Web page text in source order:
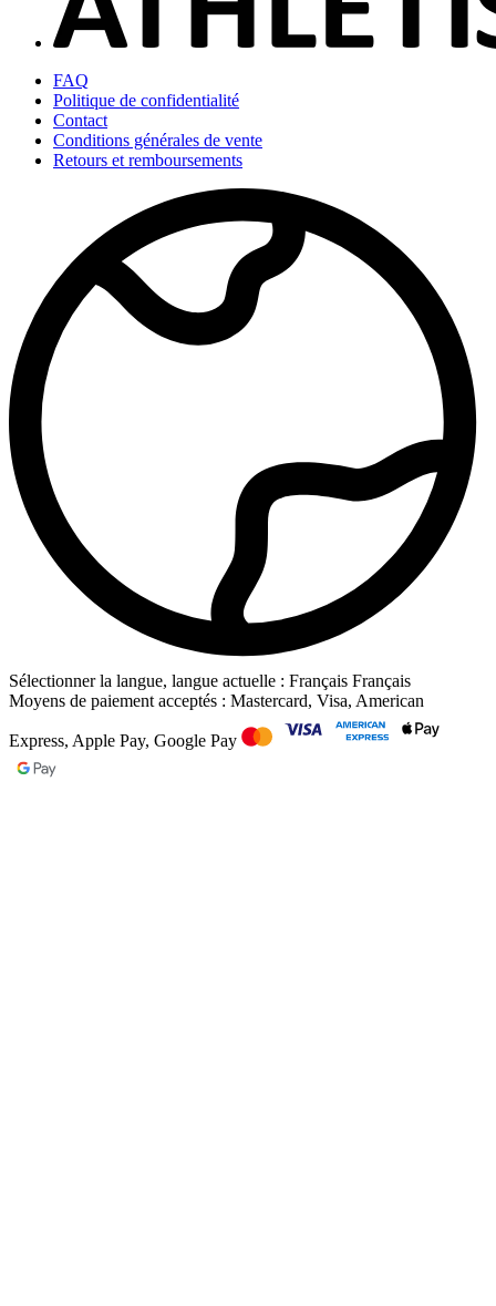
FAQ
Politique de confidentialité
Contact
Conditions générales de vente
Retours et remboursements
Sélectionner la langue, langue actuelle : Français Français
Moyens de paiement acceptés : Mastercard, Visa, American
Express, Apple Pay, Google Pay